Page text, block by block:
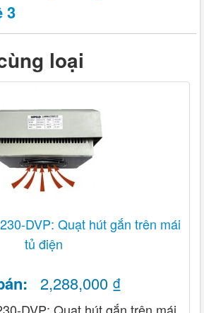
3
loại
DVP: Quạt hút gắn trên mái
tủ điện
2,288,000 ₫